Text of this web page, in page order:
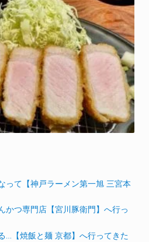
って【神戸ラーメン第一旭 三宮本
かつ専門店【宮川豚衛門】へ行っ
…【焼飯と麺 京都】へ行ってきた